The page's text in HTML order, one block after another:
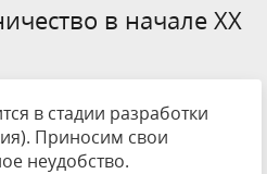
в начале ХХ
в стадии разработки
Приносим свои
неудобство.